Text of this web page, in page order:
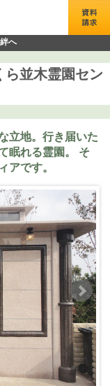
へ
並木霊園セン
立地。行き届いた
眠れる霊園。 そ
アです。